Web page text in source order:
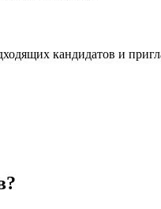
кандидатов и